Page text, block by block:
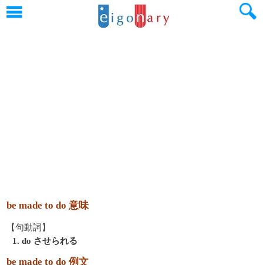
be made to do 意味
【句動詞】
1. do させられる
be made to do 例文